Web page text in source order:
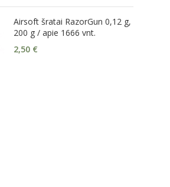
Airsoft šratai RazorGun 0,12 g,
200 g / apie 1666 vnt.
2,50 €